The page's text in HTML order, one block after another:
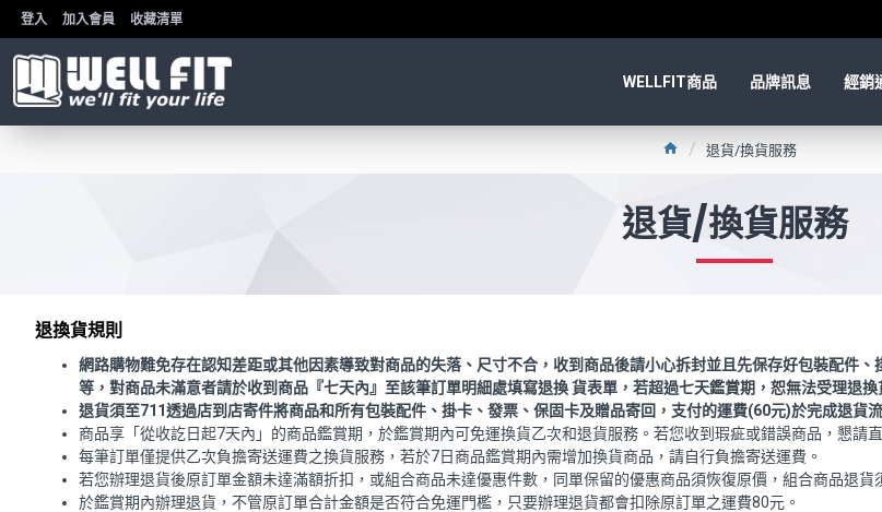
登入 加入會員 收藏清單
WELLFIT商品 品牌訊息 經銷
退貨/換貨服務
退貨/換貨服務
退換貨規則
網路購物難免存在認知差距或其他因素導致對商品的失落、尺寸不合，收到商品後請小心拆封並且先保存好包裝配件
等，對商品未滿意者請於收到商品『七天內』至該筆訂單明細處填寫退換 貨表單，若超過七天鑑賞期，恕無法受理退換
退貨須至711透過店到店寄件將商品和所有包裝配件、掛卡、發票、保固卡及贈品寄回，支付的運費(60元)於完成退貨
商品享「從收訖日起7天內」的商品鑑賞期，於鑑賞期內可免運換貨乙次和退貨服務。若您收到瑕疵或錯誤商品，懇請
每筆訂單僅提供乙次負擔寄送運費之換貨服務，若於7日商品鑑賞期內需增加換貨商品，請自行負擔寄送運費。
若您辦理退貨後原訂單金額未達滿額折扣，或組合商品未達優惠件數，同單保留的優惠商品須恢復原價，組合商品退
於鑑賞期內辦理退貨，不管原訂單合計金額是否符合免運門檻，只要辦理退貨都會扣除原訂單之運費80元。